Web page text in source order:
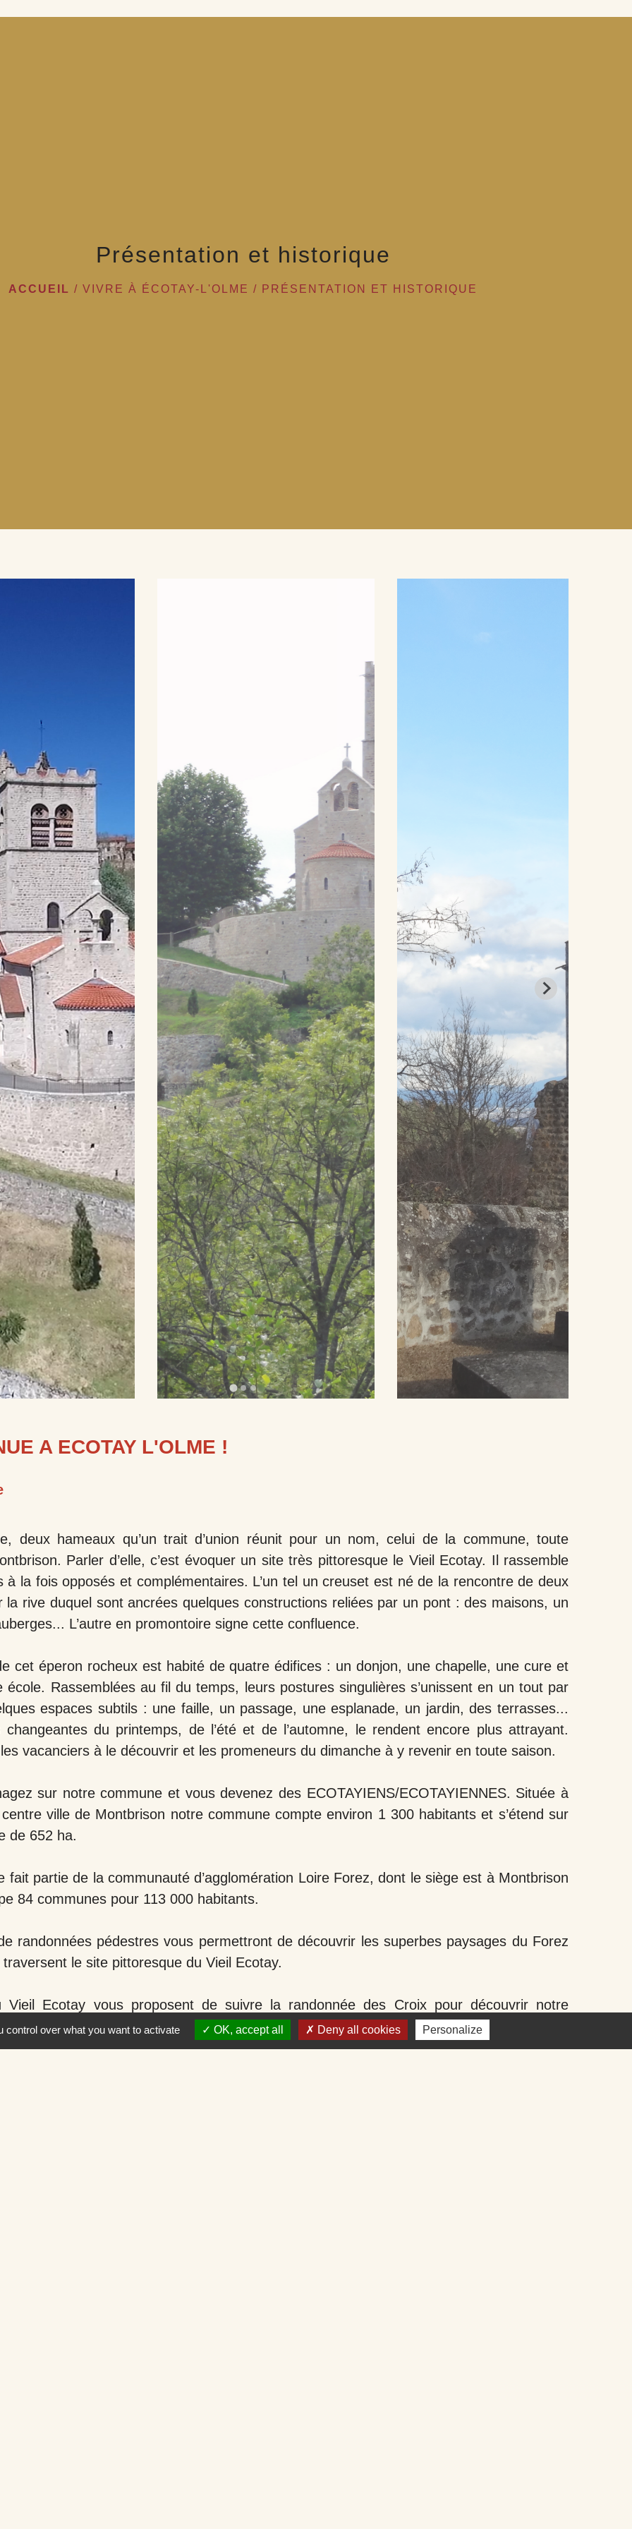
Présentation et historique
ACCUEIL /VIVRE À ÉCOTAY-L'OLME / PRÉSENTATION ET HISTORIQUE
A ECOTAY L'OLME !
deux hameaux qu’un trait d’union réunit pour un nom, celui de la commune, toute
Parler d’elle, c’est évoquer un site très pittoresque le Vieil Ecotay. Il rassemble
à la fois opposés et complémentaires. L’un tel un creuset est né de la rencontre de deux
la rive duquel sont ancrées quelques constructions reliées par un pont : des maisons, un
L’autre en promontoire signe cette confluence.
cet éperon rocheux est habité de quatre édifices : un donjon, une chapelle, une cure et
école. Rassemblées au fil du temps, leurs postures singulières s’unissent en un tout par
espaces subtils : une faille, un passage, une esplanade, un jardin, des terrasses...
changeantes du printemps, de l’été et de l’automne, le rendent encore plus attrayant.
vacanciers à le découvrir et les promeneurs du dimanche à y revenir en toute saison.
sur notre commune et vous devenez des ECOTAYIENS/ECOTAYIENNES. Située à
ville de Montbrison notre commune compte environ 1 300 habitants et s’étend sur
de 652 ha.
fait partie de la communauté d’agglomération Loire Forez, dont le siège est à Montbrison
84 communes pour 113 000 habitants.
randonnées pédestres vous permettront de découvrir les superbes paysages du Forez
le site pittoresque du Vieil Ecotay.
Vieil Ecotay vous proposent de suivre la randonnée des Croix pour découvrir notre
dépliant est disponible en mairie.
over what you want to activate OK, accept all Deny all cookies Personalize